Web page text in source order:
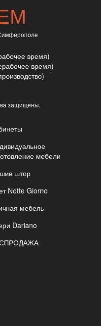
время)
время)
защищены.
мебели
штор
Notte Giorno
мебель
Dariano